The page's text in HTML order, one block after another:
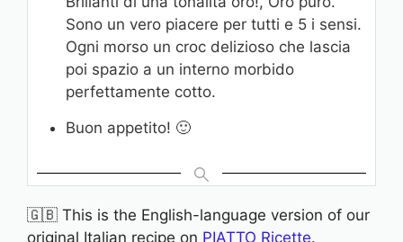
Sono un vero piacere per tutti e 5 i sensi.
Ogni morso un croc delizioso che lascia
poi spazio a un interno morbido
perfettamente cotto.
Buon appetito! 🙂
🇬🇧 This is the English-language version of our
original Italian recipe on PIATTO Ricette.